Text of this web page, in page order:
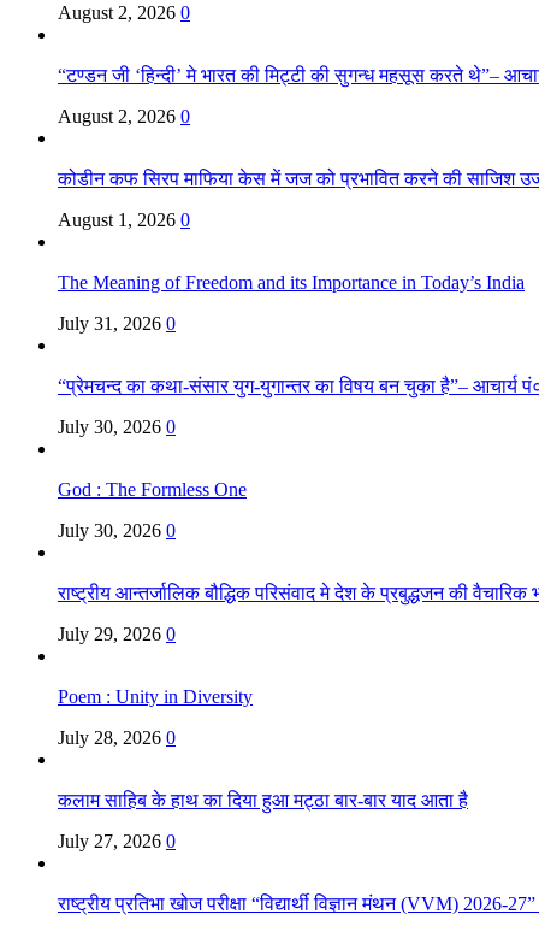
August 2, 2026 0
“टण्डन जी ‘हिन्दी’ मे भारत की मिट्टी की सुगन्ध महसूस करते थे”–
August 2, 2026 0
कोडीन कफ सिरप माफिया केस में जज को प्रभावित करने की साजिश
August 1, 2026 0
The Meaning of Freedom and its Importance in Today’s India
July 31, 2026 0
“प्रेमचन्द का कथा-संसार युग-युगान्तर का विषय बन चुका है”– आचार्य
July 30, 2026 0
God : The Formless One
July 30, 2026 0
राष्ट्रीय आन्तर्जालिक बौद्धिक परिसंवाद मे देश के प्रबुद्धजन की वैचारिक
July 29, 2026 0
Poem : Unity in Diversity
July 28, 2026 0
कलाम साहिब के हाथ का दिया हुआ मट्ठा बार-बार याद आता है
July 27, 2026 0
राष्ट्रीय प्रतिभा खोज परीक्षा “विद्यार्थी विज्ञान मंथन (VVM)